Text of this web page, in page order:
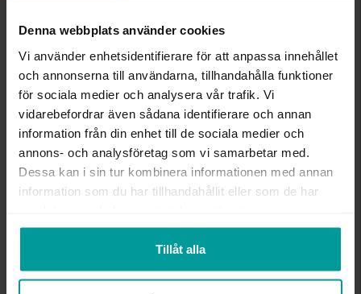
Denna webbplats använder cookies
Vi använder enhetsidentifierare för att anpassa innehållet
och annonserna till användarna, tillhandahålla funktioner
för sociala medier och analysera vår trafik. Vi
vidarebefordrar även sådana identifierare och annan
information från din enhet till de sociala medier och
annons- och analysföretag som vi samarbetar med.
Dessa kan i sin tur kombinera informationen med annan
information som du har tillhandahållit eller som de har
Tillåt alla
Vänligen kontakta butik för information om
lagersaldo.
Lagervara. Leveranstid 2-5 arbetsdagar.
✅ Alltid grymma deals.
✅ Öppet köp i 30 dagar vid onlineköp.
✅ Fri frakt till ombud vid köp över 500 kr.
SLUT I LAGER
INFO
8,2
VARUMÄRKE
Albrekts Guld